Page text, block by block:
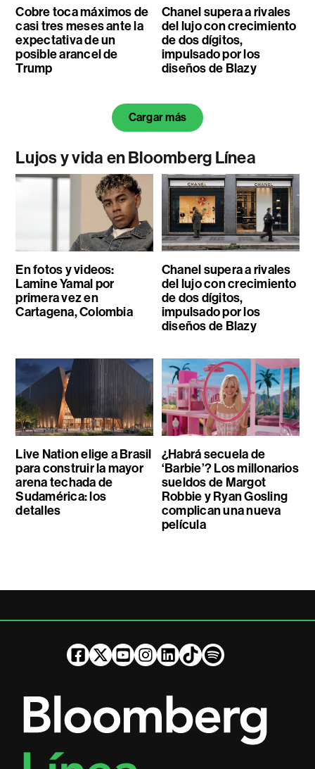
Cobre toca máximos de
casi tres meses ante la
expectativa de un
posible arancel de
Trump
Chanel supera a rivales
del lujo con crecimiento
de dos dígitos,
impulsado por los
diseños de Blazy
Cargar más
Lujos y vida en Bloomberg Línea
En fotos y videos:
Lamine Yamal por
primera vez en
Cartagena, Colombia
Chanel supera a rivales
del lujo con crecimiento
de dos dígitos,
impulsado por los
diseños de Blazy
Live Nation elige a Brasil
para construir la mayor
arena techada de
Sudamérica: los
detalles
¿Habrá secuela de
‘Barbie’? Los millonarios
sueldos de Margot
Robbie y Ryan Gosling
complican una nueva
película